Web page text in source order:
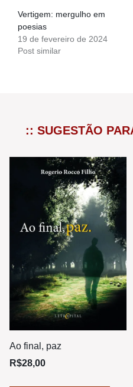
Vertigem: mergulho em
poesias
19 de fevereiro de 2024
Post similar
:: SUGESTÃO
Ao final, paz
R$28,00